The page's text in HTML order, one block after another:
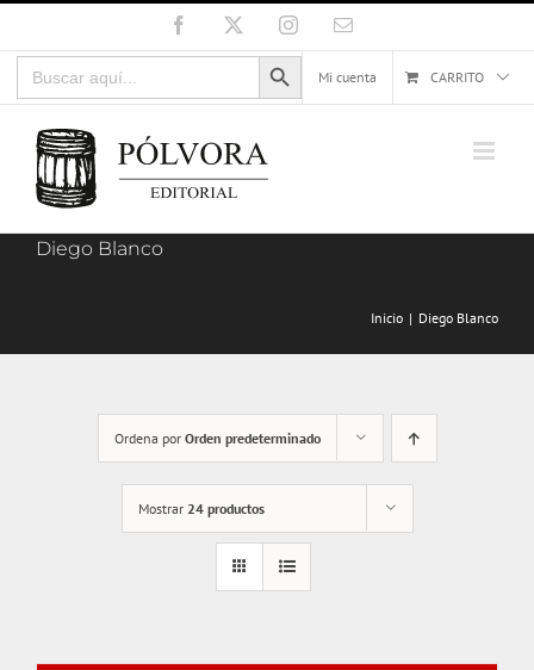
al
contenido
Facebook InstagramCorreo
Buscar:
Botón de búsqueda
Mi cuenta
CARRITO
Diego Blanco
Inicio Diego Blanco
Ordena por Orden predeterminado
Mostrar 24 productos